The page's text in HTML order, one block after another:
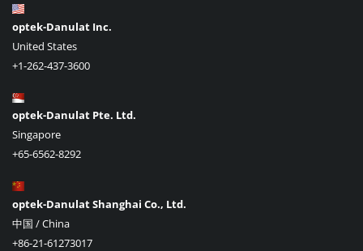
optek-Danulat Inc.
United States
+1-262-437-3600
optek-Danulat Pte. Ltd.
Singapore
+65-6562-8292
optek-Danulat Shanghai Co., Ltd.
中国 / China
+86-21-61273017